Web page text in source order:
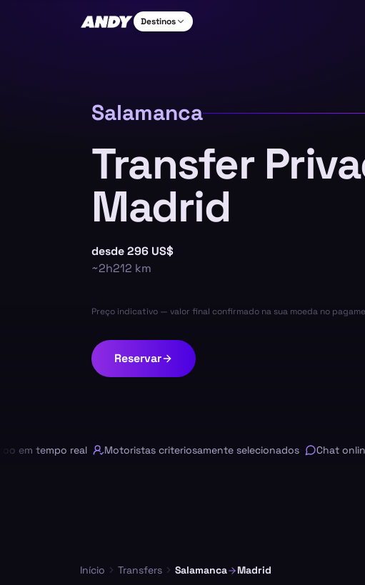
Destinos
Salamanca
Transfer
Madrid
desde296 US$
~2h212 km
Preço indicativo — valor final confirmado na sua moeda no
Reservar
tempo real Motoristas criteriosamente selecionados Chat online
Início Transfers Salamanca Madrid